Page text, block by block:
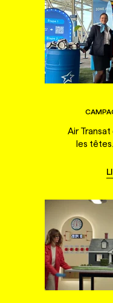
Air
les